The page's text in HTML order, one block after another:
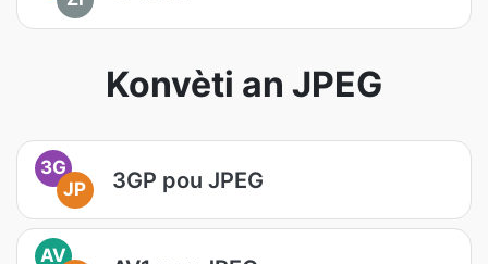
Konvèti an JPEG
3G
JP
3GP pou JPEG
AV